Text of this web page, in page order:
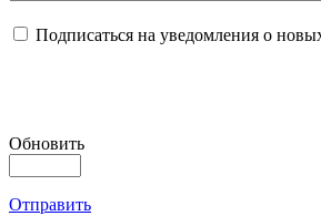
Подписаться на уведомления о
Обновить
Отправить